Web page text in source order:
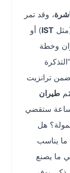
وقد تمر
) أو
ستقضي
هل